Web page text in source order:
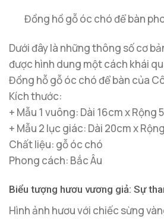
Đồng hồ gỗ óc chó để bàn
Dưới đây là những thông số cơ
được hình dung một cách khái
Đồng hỗ gỗ óc chó để bàn của
Kích thước:
+ Mẫu 1 vuông: Dài 16cm x Rộng
+ Mẫu 2 lục giác: Dài 20cm x
Chất liệu: gỗ óc chó
Phong cách: Bắc Âu
Biểu tượng hươu vương giả: Sự
Hình ảnh hươu với chiếc sừng